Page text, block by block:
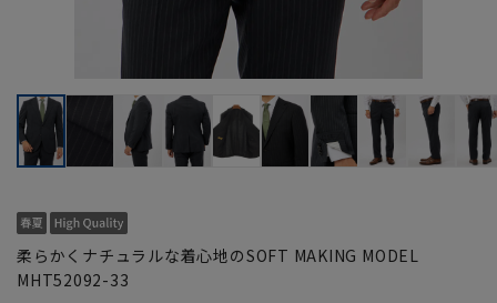
柔らかくナチュラルな着心地のSOFT MAKING MODEL
MHT52092-33